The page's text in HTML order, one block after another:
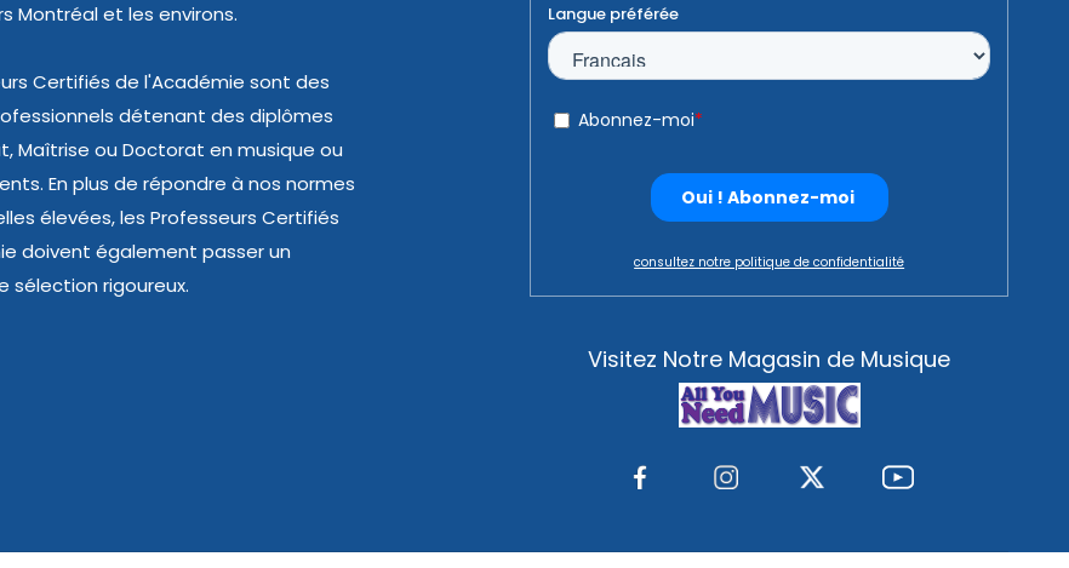
Montréal et les environs.
Certifiés de l'Académie sont des
détenant des diplômes
Maîtrise ou Doctorat en musique ou
En plus de répondre à nos normes
élevées, les Professeurs Certifiés
doivent également passer un
sélection rigoureux.
consultez notre politique de confidentialité
Visitez Notre Magasin de Musique